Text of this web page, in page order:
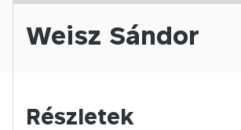
Weisz Sándor
Részletek